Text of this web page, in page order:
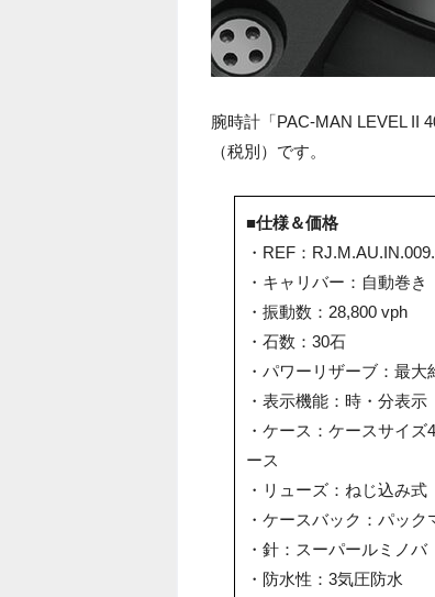
腕時計「PAC-MAN LEVEL II
（税別）です。
■仕様＆価格
・REF：
・キャリバー：自動巻き
・振動数：28,800 vph
・石数：30石
・パワーリザーブ：最大
・表示機能：時・分表示
・ケース：ケースサイ
ース
・リューズ：ねじ込み式
・ケースバック：パック
・針：スーパールミノバ
・防水性：3気圧防水